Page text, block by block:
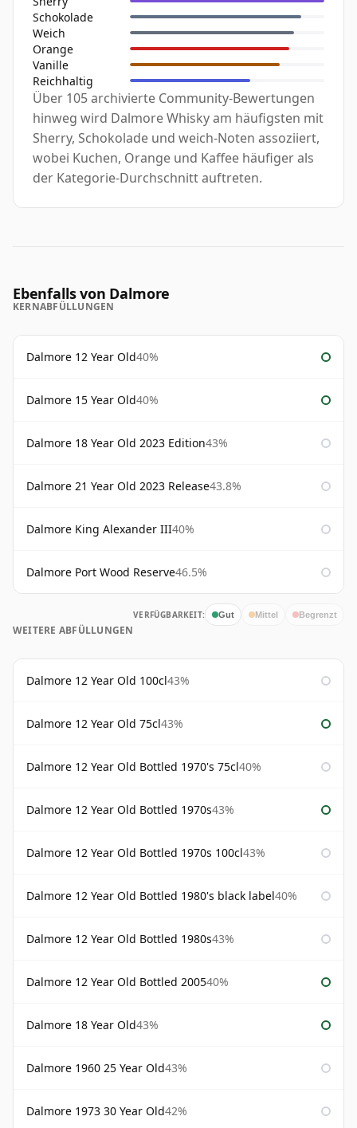
Schokolade
Weich
Orange
Vanille
Reichhaltig
Über 105 archivierte Community-Bewertungen
hinweg wird Dalmore Whisky am häufigsten mit
Sherry, Schokolade und weich-Noten assoziiert,
wobei Kuchen, Orange und Kaffee häufiger als
der Kategorie-Durchschnitt auftreten.
Ebenfalls von Dalmore
KERNABFÜLLUNGEN
Dalmore 12 Year Old40%
Dalmore 15 Year Old40%
Dalmore 18 Year Old 2023 Edition43%
Dalmore 21 Year Old 2023 Release43.8%
Dalmore King Alexander III40%
Dalmore Port Wood Reserve46.5%
VERFÜGBARKEIT: Gut Mittel Begrenzt
WEITERE ABFÜLLUNGEN
Dalmore 12 Year Old 100cl43%
Dalmore 12 Year Old 75cl43%
Dalmore 12 Year Old Bottled 1970's 75cl40%
Dalmore 12 Year Old Bottled 1970s43%
Dalmore 12 Year Old Bottled 1970s 100cl43%
Dalmore 12 Year Old Bottled 1980's black label40%
Dalmore 12 Year Old Bottled 1980s43%
Dalmore 12 Year Old Bottled 200540%
Dalmore 18 Year Old43%
Dalmore 1960 25 Year Old43%
Dalmore 1973 30 Year Old42%